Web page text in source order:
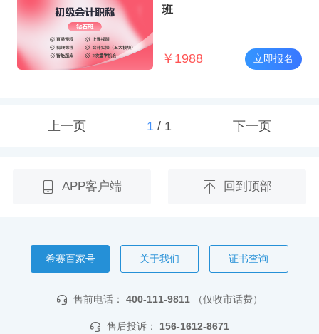
班
￥ 1988 立即报名
上一页 1/ 1 下一页
APP客户端 回到顶部
希赛百家号 关于我们 证书查询
售前电话： 400-111-9811 （仅收市话费）
售后投诉： 156-1612-8671